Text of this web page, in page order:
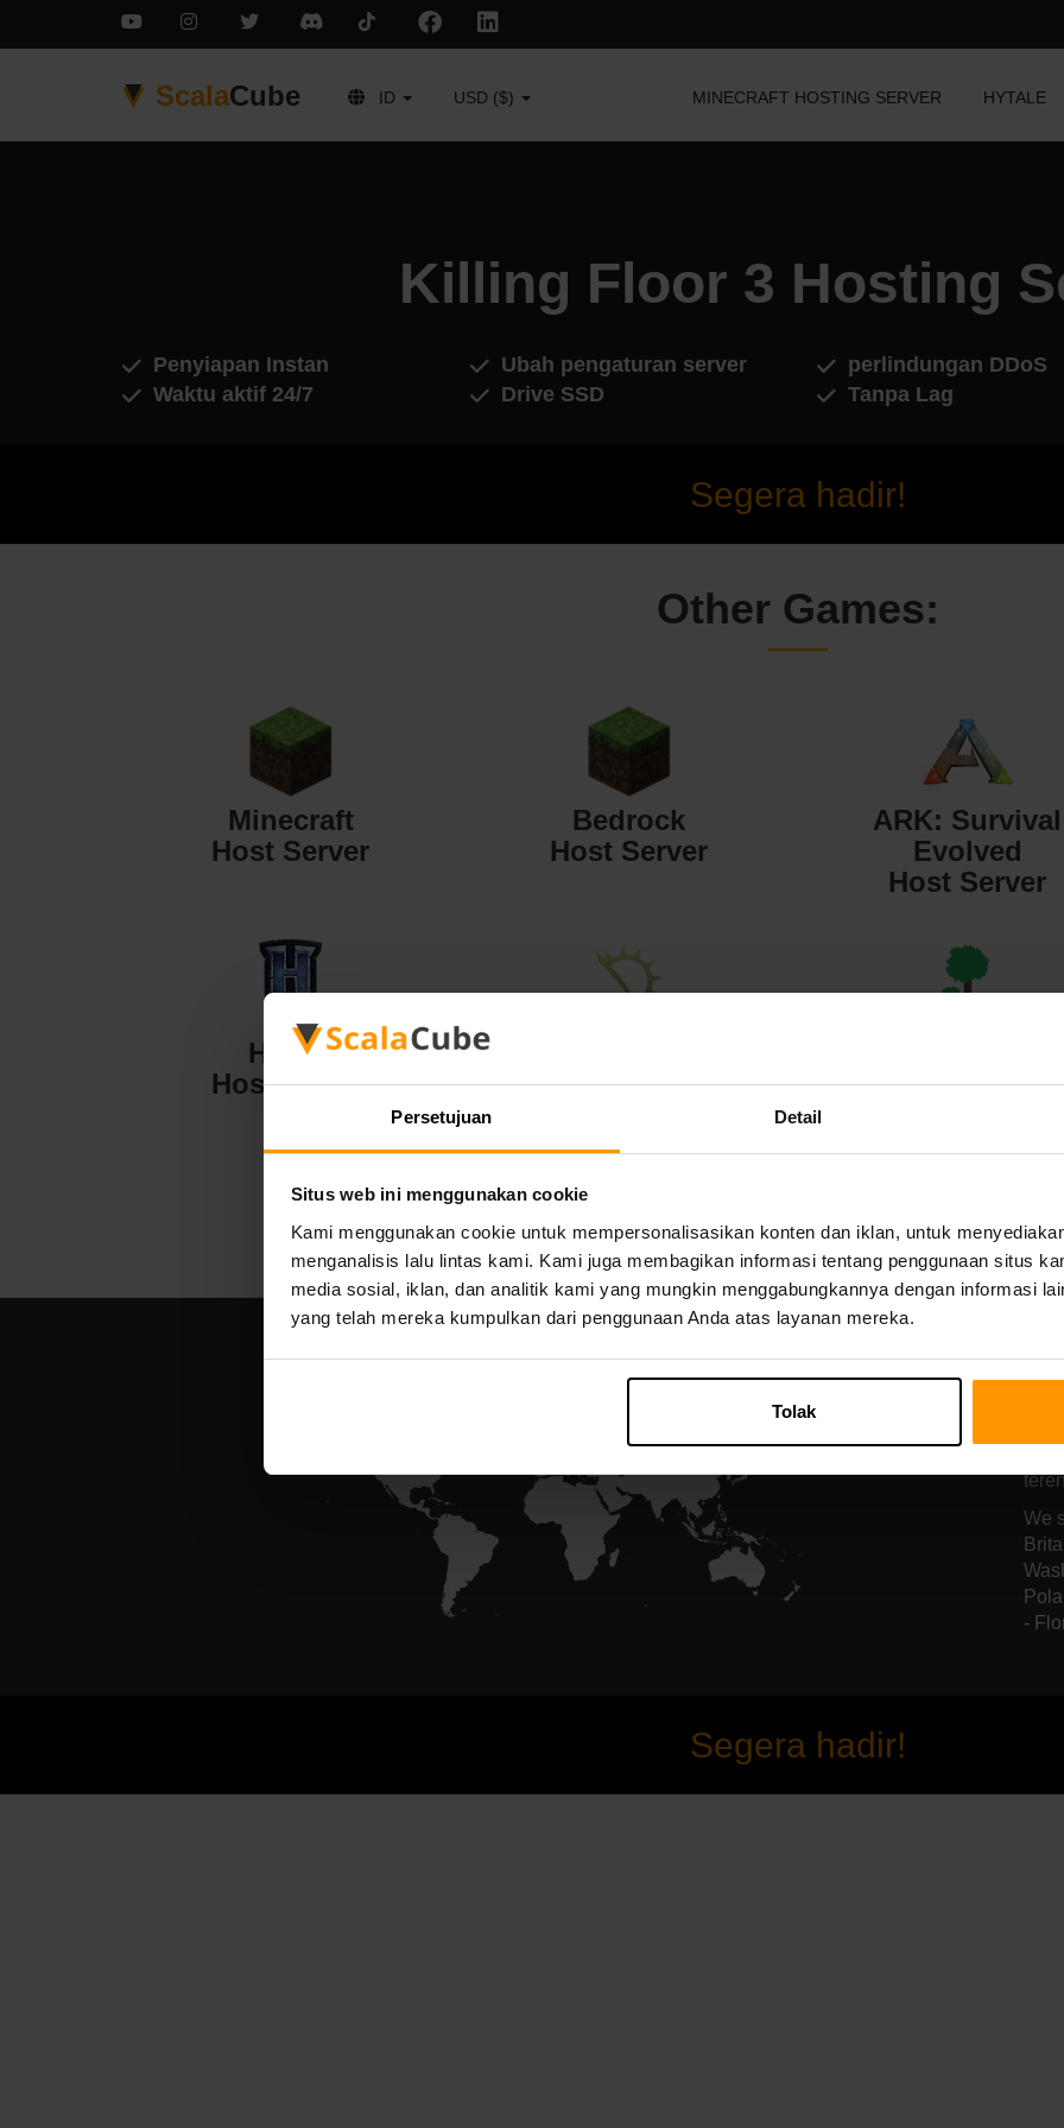
Persetujuan Detail
Situs web ini menggunakan cookie
Kami menggunakan cookie untuk mempersonalisasikan konten dan iklan, untuk
menganalisis lalu lintas kami. Kami juga membagikan informasi tentang penggunaan situs
media sosial, iklan, dan analitik kami yang mungkin menggabungkannya dengan informasi
yang telah mereka kumpulkan dari penggunaan Anda atas layanan mereka.
Tolak
ScalaCube ID USD ($) MINECRAFT HOSTING SERVER HYTALE
Killing Floor 3 Hosting
Penyiapan Instan
Waktu aktif 24/7
Ubah pengaturan server
Drive SSD
perlindungan DDoS
Tanpa Lag
Segera hadir!
Other Games:
Minecraft
Host Server
Bedrock
Host Server
ARK: Survival
Evolved
Host Server
Hytale
Host Server
Host Server
Host Server
We
-
Segera hadir!